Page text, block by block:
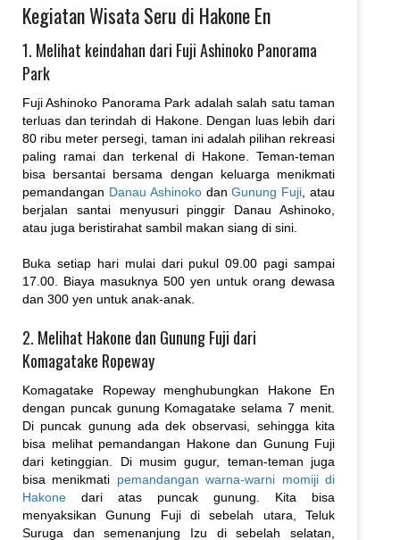
Kegiatan Wisata Seru di Hakone En
1. Melihat keindahan dari Fuji Ashinoko Panorama
Park
Fuji Ashinoko Panorama Park adalah salah satu taman
terluas dan terindah di Hakone. Dengan luas lebih dari
80 ribu meter persegi, taman ini adalah pilihan rekreasi
paling ramai dan terkenal di Hakone. Teman-teman
bisa bersantai bersama dengan keluarga menikmati
pemandangan Danau AshinokodanGunung Fuji , atau
berjalan santai menyusuri pinggir Danau Ashinoko,
atau juga beristirahat sambil makan siang di sini.
Buka setiap hari mulai dari pukul 09.00 pagi sampai
17.00. Biaya masuknya 500 yen untuk orang dewasa
dan 300 yen untuk anak-anak.
2. Melihat Hakone dan Gunung Fuji dari
Komagatake Ropeway
Komagatake Ropeway menghubungkan Hakone En
dengan puncak gunung Komagatake selama 7 menit.
Di puncak gunung ada dek observasi, sehingga kita
bisa melihat pemandangan Hakone dan Gunung Fuji
dari ketinggian. Di musim gugur, teman-teman juga
bisa menikmati pemandangan warna-warni momiji di
Hakone dari atas puncak gunung. Kita bisa
menyaksikan Gunung Fuji di sebelah utara, Teluk
Suruga dan semenanjung Izu di sebelah selatan,